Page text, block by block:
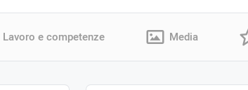
Lavoro e competenze Media